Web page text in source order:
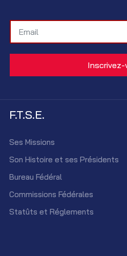
F.T.S.E.
Ses Missions
Son Histoire et ses Présidents
Bureau Fédéral
Commissions Fédérales
Statûts et Réglements